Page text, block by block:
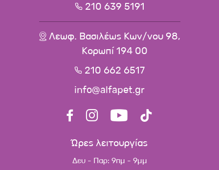
210 639 5191
Λεωφ. Βασιλέως Κων/νου 98,
Κορωπί 194 00
210 662 6517
info@alfapet.gr
Ώρες λειτουργίας
Δευ - Παρ: 9πμ - 9μμ